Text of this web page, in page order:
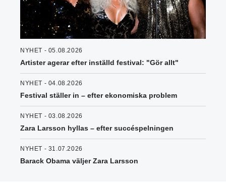
NYHET - 05.08.2026
Artister agerar efter inställd festival: "Gör allt"
NYHET - 04.08.2026
Festival ställer in – efter ekonomiska problem
NYHET - 03.08.2026
Zara Larsson hyllas – efter succéspelningen
NYHET - 31.07.2026
Barack Obama väljer Zara Larsson